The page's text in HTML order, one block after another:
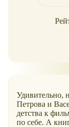
Удивительно,
Петрова и
детства к
по себе. А